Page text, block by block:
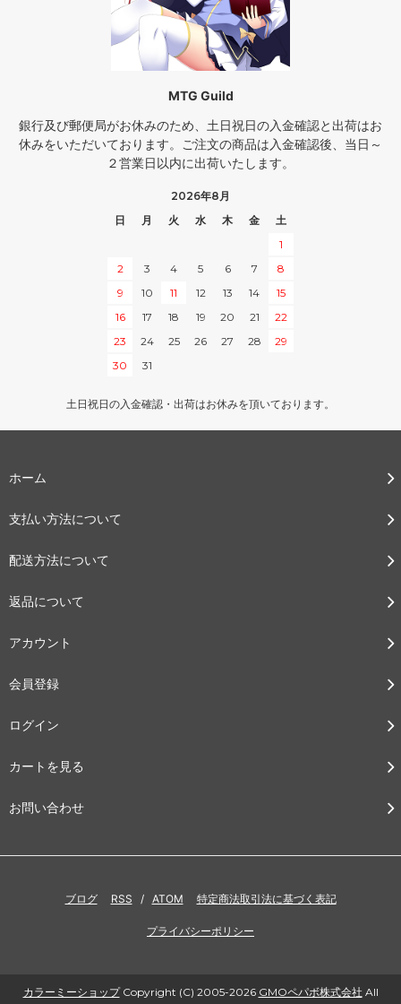
MTG Guild
銀行及び郵便局がお休みのため、土日祝日の入金確認と出荷はお
休みをいただいております。ご注文の商品は入金確認後、当日～
２営業日以内に出荷いたします。
2026年8月
日
月 火 水 木 金
土
1
2
3 4 5 6 7
8
9
10 11 12 13 14
15
16
17 18 19 20 21
22
23
24 25 26 27 28
29
30
31
土日祝日の入金確認・出荷はお休みを頂いております。
ホーム
支払い方法について
配送方法について
返品について
アカウント
会員登録
ログイン
カートを見る
お問い合わせ
ブログ RSS / ATOM 特定商法取引法に基づく表記
プライバシーポリシー
カラーミーショップCopyright (C) 2005-2026 GMOペパボ株式会社 All